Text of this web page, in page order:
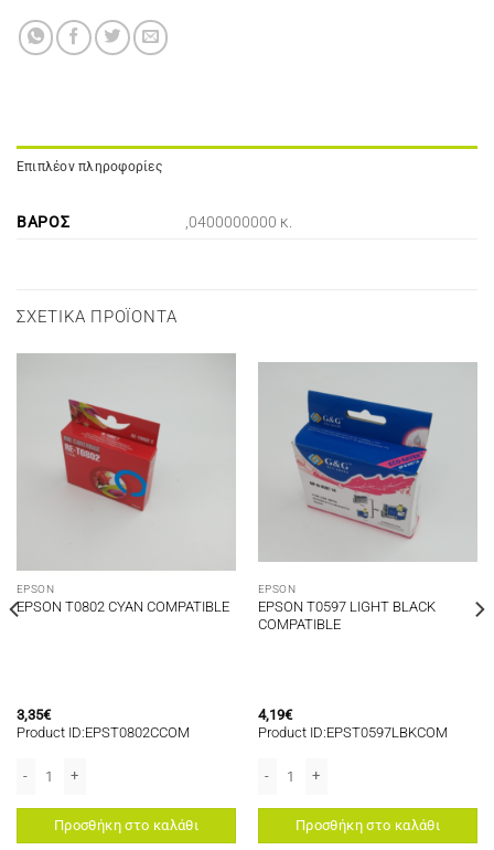
Επιπλέον πληροφορίες
ΒΆΡΟΣ ,0400000000 κ.
ΣΧΕΤΙΚΆ ΠΡΟΪΌΝΤΑ
EPSON
EPSON T0802 CYAN COMPATIBLE
3,35€
Product ID:EPST0802CCOM
Προσθήκη στο καλάθι
EPSON
EPSON T0597 LIGHT BLACK
COMPATIBLE
4,19€
Product ID:EPST0597LBKCOM
Προσθήκη στο καλάθι